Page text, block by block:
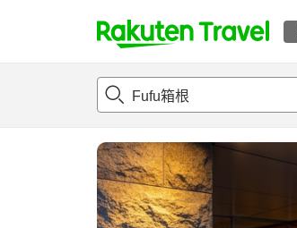
t
p
a
g
e
_
s
概况 客房及住宿套餐